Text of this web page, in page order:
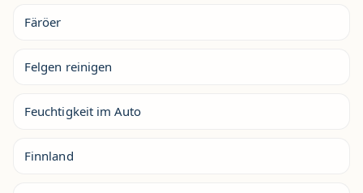
Färöer
Felgen reinigen
Feuchtigkeit im Auto
Finnland